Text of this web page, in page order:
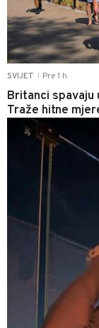
SVIJET Pre 1 h
Britanci spavaju
Traže hitne